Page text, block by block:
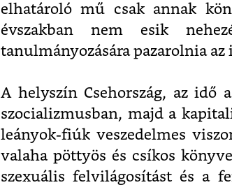
elhatároló mű csak annak
évszakban nem esik
tanulmányozására pazarolnia az
A helyszín Csehország, az idő
szocializmusban, majd a
leányok-fiúk veszedelmes
valaha pöttyös és csíkos
szexuális felvilágosítást és a